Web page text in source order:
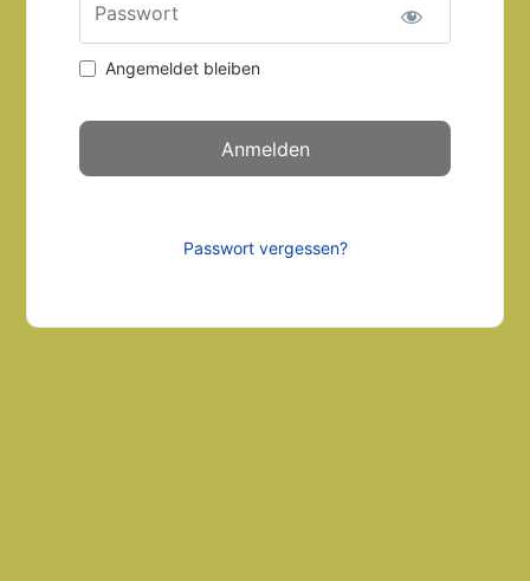
Passwort
Angemeldet bleiben
Passwort vergessen?